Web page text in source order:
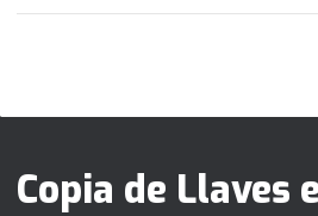
Copia de Llaves